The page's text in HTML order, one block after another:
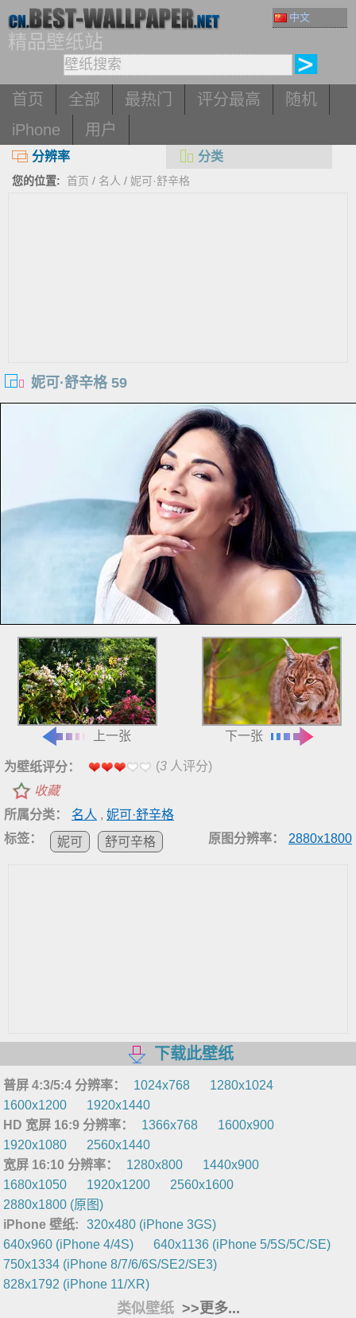
中文
精品壁纸站
首页 全部 最热门 评分最高
随机
iPhone
用户
分辨率 分类
您的位置: 首页 / 名人 / 妮可·舒辛格
妮可·舒辛格 59
上一张 下一张
为壁纸评分： (3 人评分)
收藏
所属分类：
名人 , 妮可·舒辛格
标签：
妮可 舒可辛格 原图分辨率： 2880x1800
下载此壁纸
普屏 4:3/5:4 分辨率： 1024x768
1280x1024
1600x1200
1920x1440
HD 宽屏 16:9 分辨率：
1366x768
1600x900
1920x1080
2560x1440
宽屏 16:10 分辨率：
1280x800
1440x900
1680x1050
1920x1200
2560x1600
2880x1800 (原图)
iPhone 壁纸:
320x480 (iPhone 3GS)
640x960 (iPhone 4/4S)
640x1136 (iPhone 5/5S/5C/SE)
750x1334 (iPhone 8/7/6/6S/SE2/SE3)
828x1792 (iPhone 11/XR)
类似壁纸 >>更多...